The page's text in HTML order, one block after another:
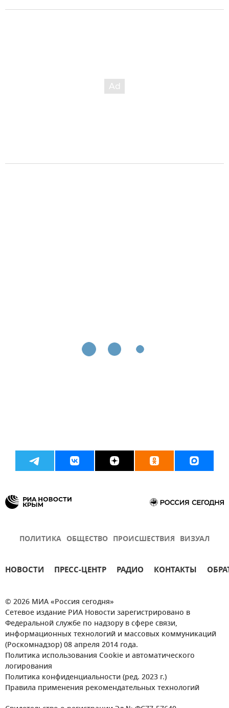
ПОЛИТИКА ОБЩЕСТВО ПРОИСШЕСТВИЯ ВИЗУАЛ
НОВОСТИ ПРЕСС-ЦЕНТР РАДИО КОНТАКТЫ
© 2026 МИА «Россия сегодня»
Сетевое издание РИА Новости зарегистрировано в
Федеральной службе по надзору в сфере связи,
информационных технологий и массовых коммуникаций
(Роскомнадзор) 08 апреля 2014 года.
Политика использования Cookie и автоматического
логирования
Политика конфиденциальности (ред. 2023 г.)
Правила применения рекомендательных технологий